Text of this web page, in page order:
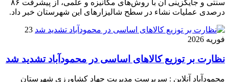
سنتی و جایگزینی آن با روش‌های مکانیزه و علمی، از پیشرفت ۸۶
درصدی عملیات نشاء در سطح شالیزارهای این شهرستان خبر داد.
23
فوریه 2026
نظارت بر توزیع کالا‌های اساسی در محمودآباد تشدید شد
محمودآباد آنلاین : سرپرست مدیریت جهاد کشاورزی شهرستان